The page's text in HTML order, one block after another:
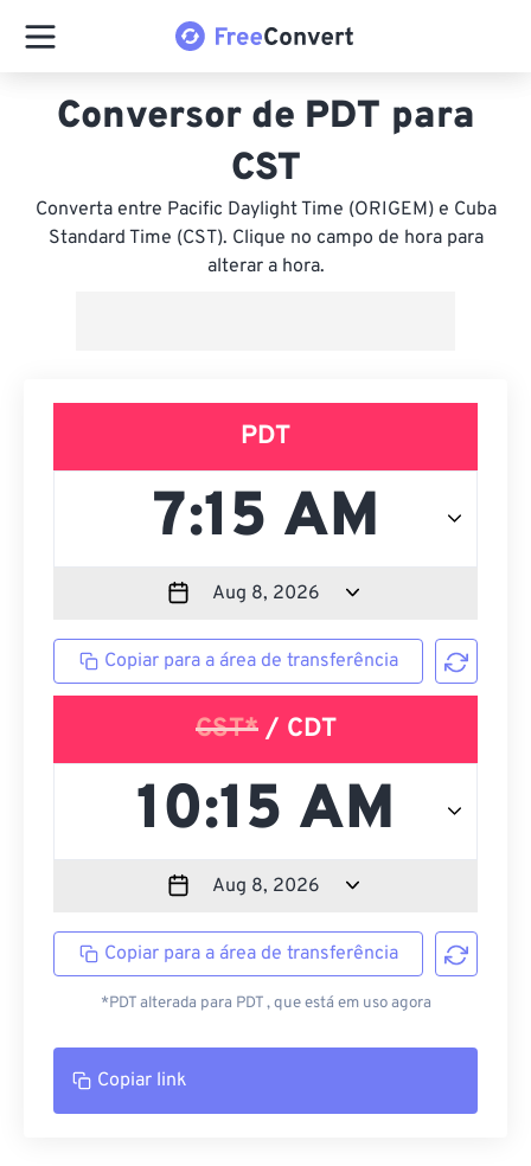
Conversor de PDT para
CST
Converta entre Pacific Daylight Time (ORIGEM) e Cuba
Standard Time (CST). Clique no campo de hora para
alterar a hora.
PDT
Copiar para a área de transferência
CST*/ CDT
Copiar para a área de transferência
*PDT alterada para PDT , que está em uso agora
Copiar link